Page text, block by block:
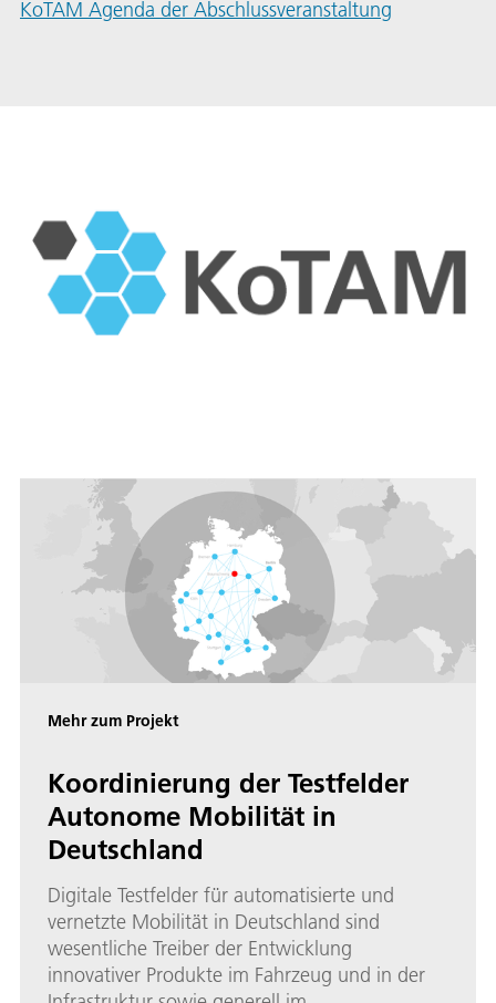
KoTAM Agenda der Abschlussveranstaltung
Mehr zum Projekt
Koordinierung der Testfelder
Autonome Mobilität in
Deutschland
Digitale Testfelder für automatisierte und
vernetzte Mobilität in Deutschland sind
wesentliche Treiber der Entwicklung
innovativer Produkte im Fahrzeug und in der